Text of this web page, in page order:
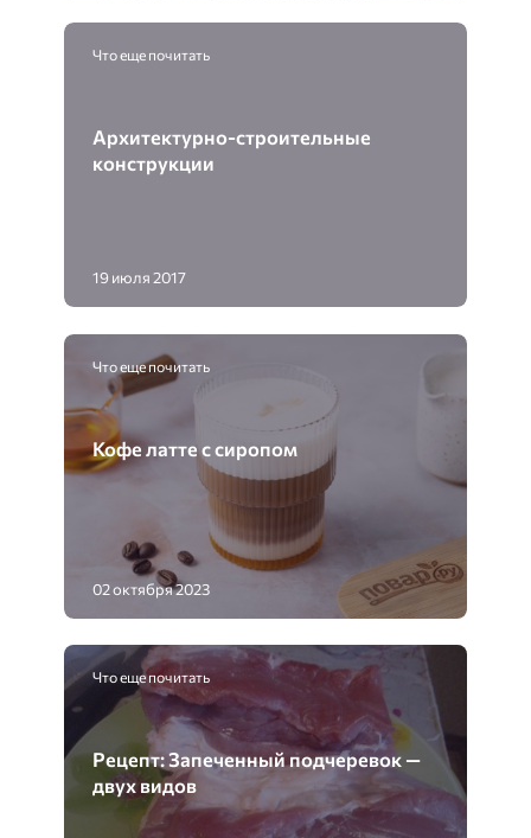
Что еще почитать
Архитектурно-строительные
конструкции
19 июля 2017
Что еще почитать
Кофе латте с сиропом
02 октября 2023
Что еще почитать
Рецепт: Запеченный подчеревок —
двух видов